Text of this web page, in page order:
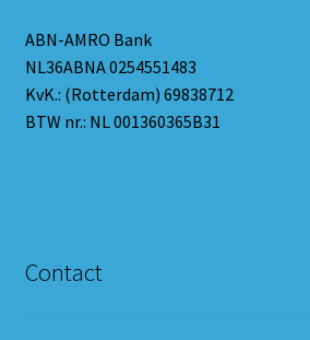
ABN-AMRO Bank
NL36ABNA 0254551483
KvK.: (Rotterdam) 69838712
BTW nr.: NL 001360365B31
Contact